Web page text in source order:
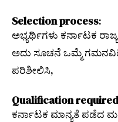
Selection process:
ಅಭ್ಯರ್ಥಿಗಳು ಕರ್ನಾಟಕ
ಅದು ಸೂಚನೆ ಒಮ್ಮೆ
ಪರಿಶೀಲಿಸಿ,
Qualification
ಕರ್ನಾಟಕ ಮಾನ್ಯತೆ ಪಡೆದ